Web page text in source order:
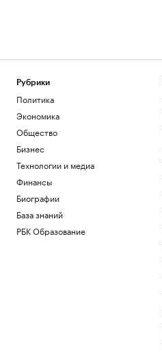
Рубрики
Политика
Экономика
Общество
Бизнес
Технологии и медиа
Финансы
Биографии
База знаний
РБК Образование